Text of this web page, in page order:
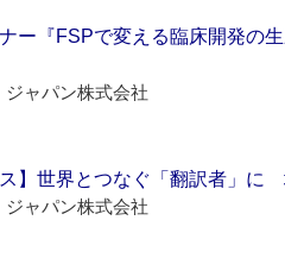
ー『FSPで変える臨床開発の
ャパン株式会社
ス】世界とつなぐ「翻訳者」に
ャパン株式会社